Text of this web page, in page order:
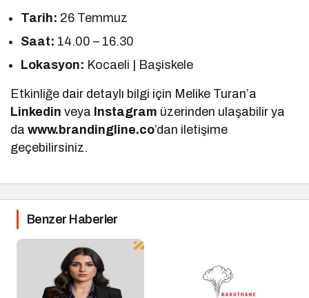
Tarih: 26 Temmuz
Saat: 14.00 – 16.30
Lokasyon: Kocaeli | Başiskele
Etkinliğe dair detaylı bilgi için Melike Turan’a
Linkedin veya Instagram üzerinden ulaşabilir ya
dawww.brandingline.co’dan iletişime
geçebilirsiniz.
Benzer Haberler